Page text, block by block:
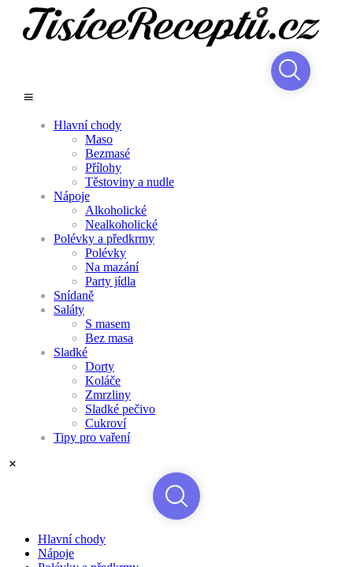
Hlavní chody
Maso
Bezmasé
Přílohy
Těstoviny a nudle
Nápoje
Alkoholické
Nealkoholické
Polévky a předkrmy
Polévky
Na mazání
Party jídla
Snídaně
Saláty
S masem
Bez masa
Sladké
Dorty
Koláče
Zmrzliny
Sladké pečivo
Cukroví
Tipy pro vaření
Hlavní chody
Nápoje